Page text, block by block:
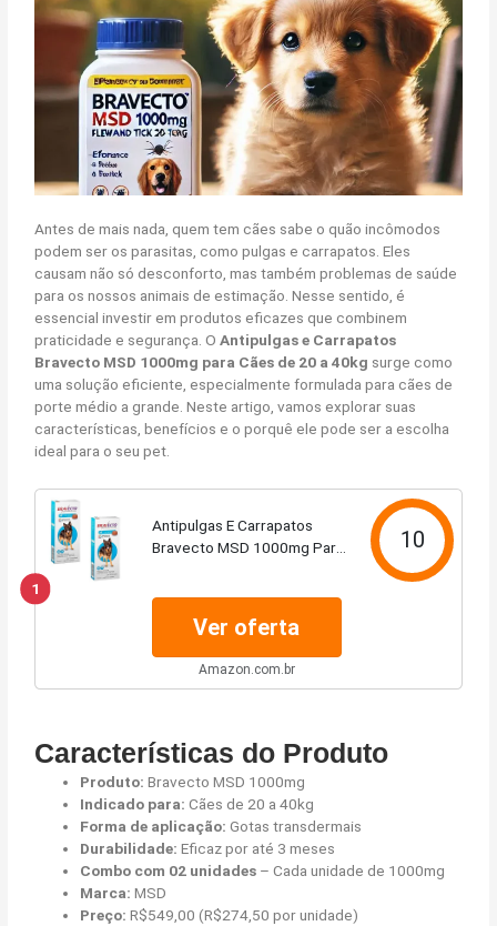
Antes de mais nada, quem tem cães sabe o quão incômodos
podem ser os parasitas, como pulgas e carrapatos. Eles
causam não só desconforto, mas também problemas de saúde
para os nossos animais de estimação. Nesse sentido, é
essencial investir em produtos eficazes que combinem
praticidade e segurança. OAntipulgas e Carrapatos
Bravecto MSD 1000mg para Cães de 20 a 40kg surge como
uma solução eficiente, especialmente formulada para cães de
porte médio a grande. Neste artigo, vamos explorar suas
características, benefícios e o porquê ele pode ser a escolha
ideal para o seu pet.
1
Antipulgas E Carrapatos
Bravecto MSD 1000mg Para
10
Ver oferta
Amazon.com.br
Características do Produto
Produto: Bravecto MSD 1000mg
Indicado para: Cães de 20 a 40kg
Forma de aplicação: Gotas transdermais
Durabilidade: Eficaz por até 3 meses
Combo com 02 unidades – Cada unidade de 1000mg
Marca: MSD
Preço: R$549,00 (R$274,50 por unidade)